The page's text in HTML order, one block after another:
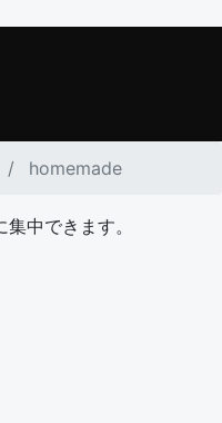
homemade
中できます。